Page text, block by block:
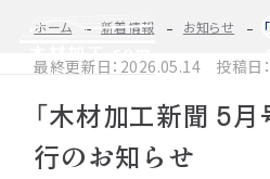
自動お見積もり・ご
カット・塗装のみ
ホーム 新着情報 お知らせ
最終更新日：2026.05.14 投稿日
「木材加工新聞 5月
行のお知らせ